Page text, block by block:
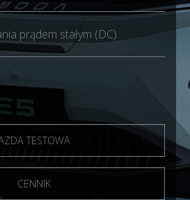
prądem stałym (DC)
TESTOWA
CENNIK